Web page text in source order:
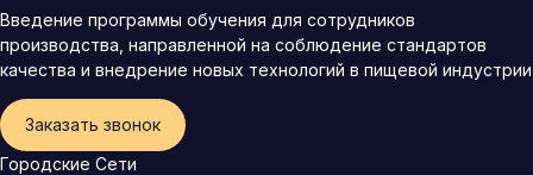
Введение программы обучения для сотрудников
производства, направленной на соблюдение стандартов
качества и внедрение новых технологий в пищевой индустрии
Заказать звонок
Городские Сети